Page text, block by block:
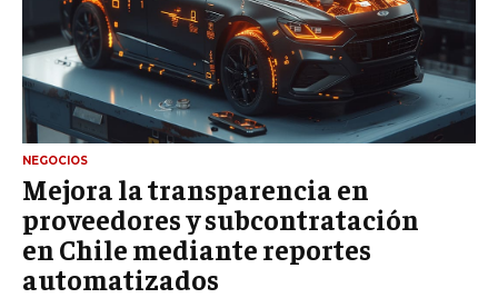
NEGOCIOS
Mejora la transparencia en
proveedores y subcontratación
en Chile mediante reportes
automatizados